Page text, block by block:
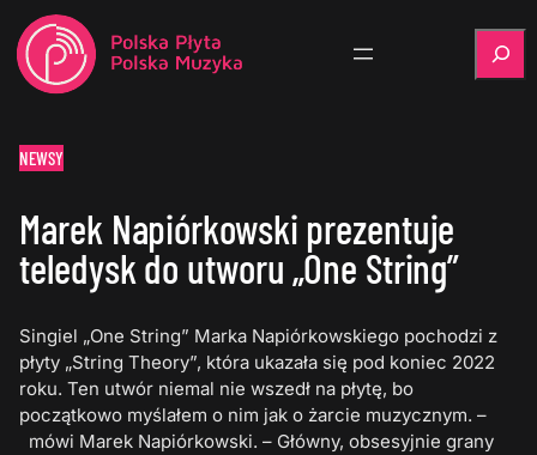
NEWSY
Marek Napiórkowski prezentuje
teledysk do utworu „One String”
Singiel „One String” Marka Napiórkowskiego pochodzi z
płyty „String Theory”, która ukazała się pod koniec 2022
roku. Ten utwór niemal nie wszedł na płytę, bo
początkowo myślałem o nim jak o żarcie muzycznym. –
mówi Marek Napiórkowski. – Główny, obsesyjnie grany